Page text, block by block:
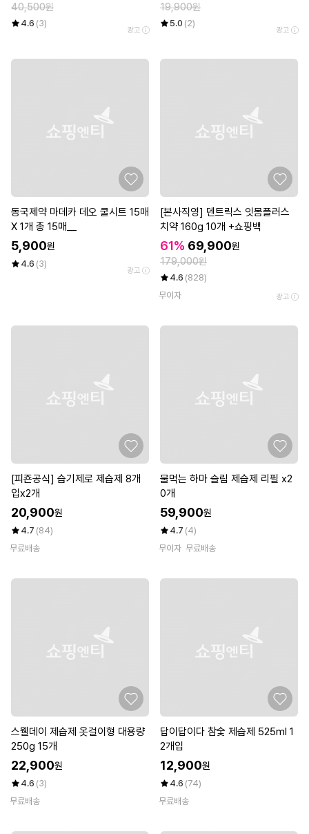
40,500원
4.6 (3)
광고
19,900원
5.0 (2)
광고
동국제약 마데카 데오 쿨시트 15매
X 1개 총 15매__
5,900원
4.6 (3)
광고
[본사직영] 덴트릭스 잇몸플러스
치약 160g 10개 +쇼핑백
61% 69,900원
179,000원
4.6 (828)
무이자
광고
[피죤공식] 습기제로 제습제 8개
입x2개
20,900원
4.7 (84)
무료배송
물먹는 하마 슬림 제습제 리필 x2
0개
59,900원
4.7 (4)
무이자 무료배송
스웰데이 제습제 옷걸이형 대용량
250g 15개
22,900원
4.6 (3)
무료배송
답이답이다 참숯 제습제 525ml 1
2개입
12,900원
4.6 (74)
무료배송